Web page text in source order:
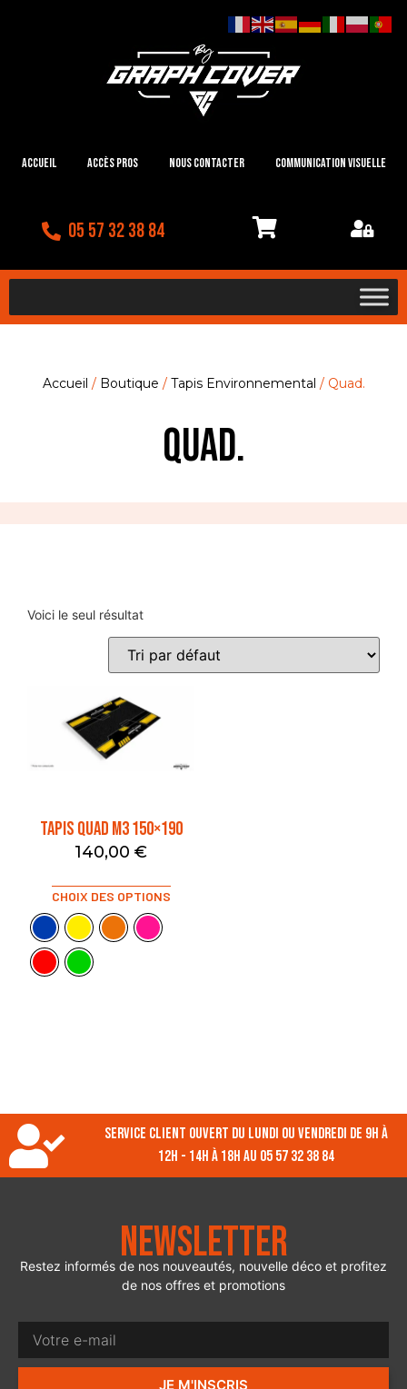
Accueil Accès Pros Nous contacter Communication visuelle
05 57 32 38 84
Accueil / Boutique / Tapis Environnemental / Quad.
Quad.
Voici le seul résultat
TAPIS QUAD M3 150×190
140,00 €
CHOIX DES OPTIONS
Service client ouvert du lundi ou vendredi de 9h à
12h - 14h à 18h au 05 57 32 38 84
Newsletter
Restez informés de nos nouveautés, nouvelle déco et profitez
de nos offres et promotions
JE M'INSCRIS